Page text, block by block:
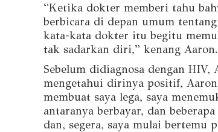
“Ketika dokter memberi tahu
berbicara di depan umum
kata-kata dokter itu begitu
tak sadarkan diri,” kenang Aaron.
Sebelum didiagnosa dengan
mengetahui dirinya positif,
membuat saya lega, saya
antaranya berbayar, dan
dan, segera, saya mulai bertemu